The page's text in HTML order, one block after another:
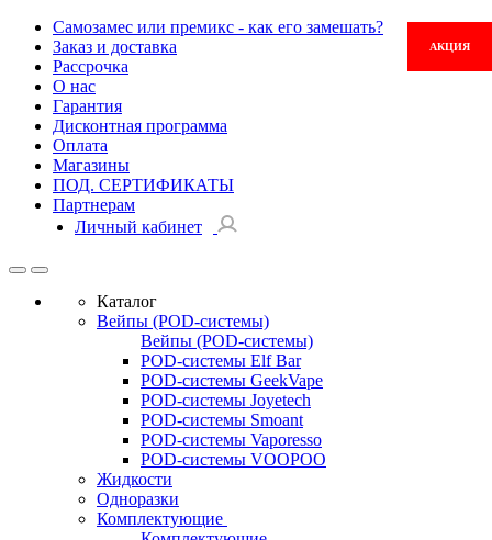
Самозамес или премикс - как его замешать?
Заказ и доставка
Рассрочка
О нас
Гарантия
Дисконтная программа
Оплата
Магазины
ПОД. СЕРТИФИКАТЫ
Партнерам
Личный кабинет
Каталог
Вейпы (POD-системы)
Вейпы (POD-системы)
POD-системы Elf Bar
POD-системы GeekVape
POD-системы Joyetech
POD-системы Smoant
POD-системы Vaporesso
POD-системы VOOPOO
Жидкости
Одноразки
Комплектующие
АКЦИЯ